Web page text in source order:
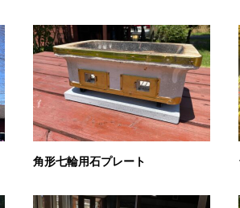
角形七輪用石プレート